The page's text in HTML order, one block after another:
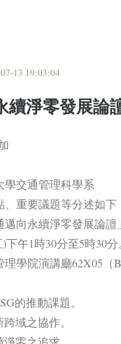
13 19:03:04
續淨零發展論
學交通管理科學系
、重要議題等分述如下
向永續淨零發展論譠
午1時30分至5時30分
學院演講廳62X05（
的推動課題。
域之協作。